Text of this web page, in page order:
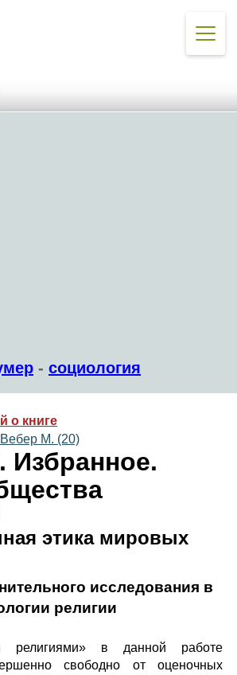
- социология
о книге
Вебер М. (20)
Избранное.
этика мировых
исследования в
религии
религиями» в данной работе
свободно от оценочных